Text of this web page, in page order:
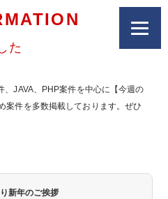
た
JAVA、PHP案件を中心に【今週の
案件を多数掲載しております。ぜひ
新年のご挨拶